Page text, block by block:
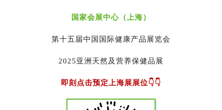
国家会展中心（上海）
第十五届中国国际健康产品展览会
2025亚洲天然及营养保健品展
即刻点击预定上海展展位👇👇